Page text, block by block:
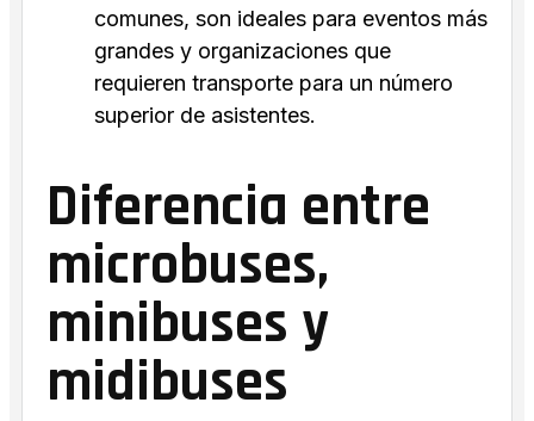
comunes, son ideales para eventos más
grandes y organizaciones que
requieren transporte para un número
superior de asistentes.
Diferencia entre
microbuses,
minibuses y
midibuses